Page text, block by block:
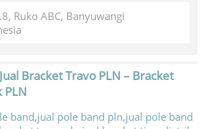
Ruko ABC, Banyuwangi
Jual Bracket Travo PLN – Bracket
PLN